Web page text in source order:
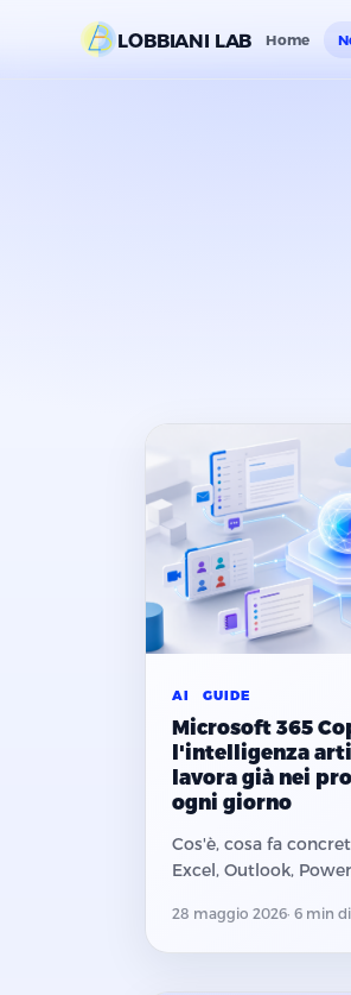
LOBBIANI LAB Home
AI GUIDE
Microsoft 365
l'intelligenza
lavora già nei
ogni giorno
Cos'è, cosa fa
Excel, Outlook,
adesso.
28 maggio 2026· 6 min